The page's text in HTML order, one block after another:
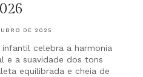
DE 2025
celebra a harmonia
e a suavidade dos tons
equilibrada e cheia de